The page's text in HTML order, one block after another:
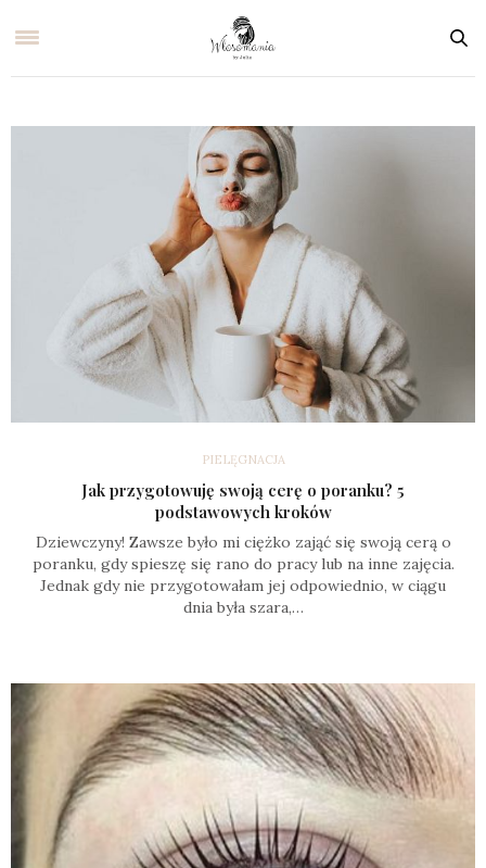
PIELĘGNACJA
Jak przygotowuję swoją cerę o poranku? 5
podstawowych kroków
Dziewczyny! Zawsze było mi ciężko zająć się swoją cerą o
poranku, gdy spieszę się rano do pracy lub na inne zajęcia.
Jednak gdy nie przygotowałam jej odpowiednio, w ciągu
dnia była szara,…